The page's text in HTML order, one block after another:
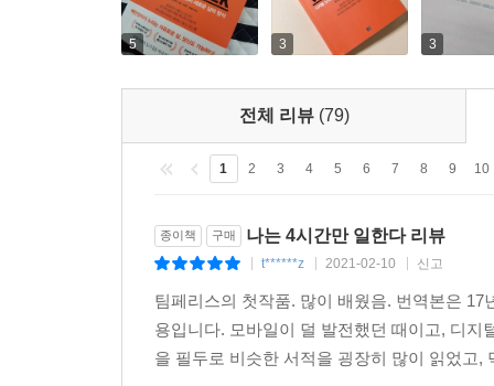
사람들은 백만장자가 되기를 바라는 게 아니다.
해먹에 누워 배 위에 코코아버터를 바르는…
백만장자가 되어야만 가능할까?
저자는 이 질문에 대한 해답을 찾았고, 이제 여러
스스로 디자인하는 라이프스타일을 창조해 냈
5 3 3
전체 리뷰 (79)
1 2 3 4 5 6 7 8 9 10
종이책 구매 나는 4시간만 일한다 리뷰
t******z 2021-02-10 신고
팀페리스의 첫작품. 많이 배웠음. 번역본은
용입니다. 모바일이 덜 발전했던 때이고, 디
을 필두로 비슷한 서적을 굉장히 많이 읽었고